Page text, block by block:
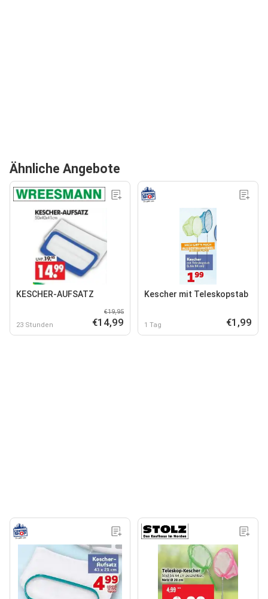
Ähnliche Angebote
KESCHER-AUFSATZ
23 Stunden
€19,95
€14,99
Kescher mit Teleskopstab
1 Tag €1,99